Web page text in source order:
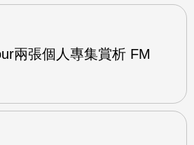
兩張個人專集賞析 FM